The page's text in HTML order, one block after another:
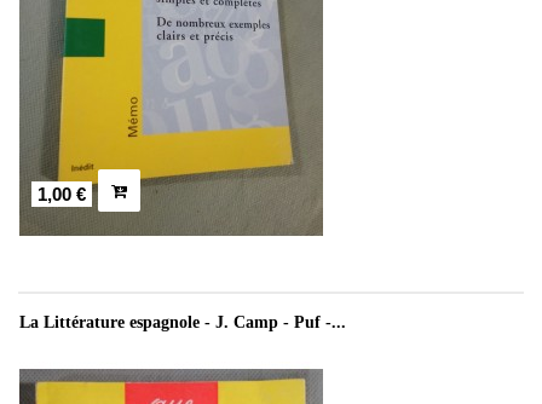
1,00 €
La Littérature espagnole - J. Camp - Puf -...